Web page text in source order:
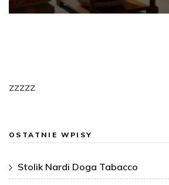
zzzzz
OSTATNIE WPISY
Stolik Nardi Doga Tabacco